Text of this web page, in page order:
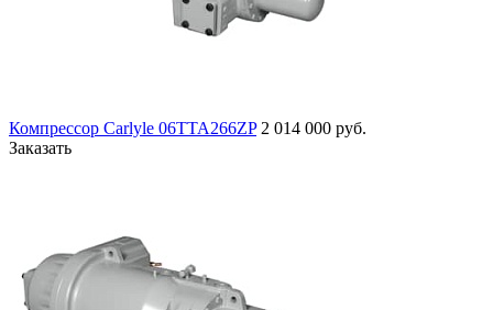
Компрессор Carlyle 06TTA266ZP 2 014 000 руб.
Заказать